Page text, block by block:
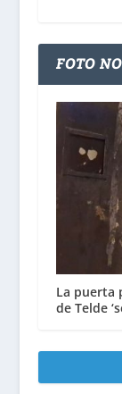
FOTO
La puerta
de Telde